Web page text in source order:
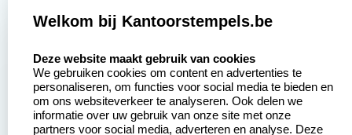
Aanvraag op maat
Betaling &
Verzending
Contact opnemen
Veel gestelde vragen
Welkom bij Kantoorstempels.be
Deze website maakt gebruik van cookies
We gebruiken cookies om content en advertenties te
personaliseren, om functies voor social media te bieden en
om ons websiteverkeer te analyseren. Ook delen we
informatie over uw gebruik van onze site met onze
partners voor social media, adverteren en analyse. Deze